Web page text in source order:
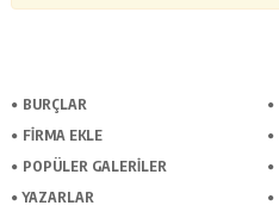
BURÇLAR
FİRMA EKLE
POPÜLER GALERİLER
YAZARLAR